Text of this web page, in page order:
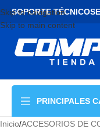
Skip to navigation
Skip to main content
SOPORTE TÉCNICO
PRINCIPALES
Inicio/ACCESORIOS DE